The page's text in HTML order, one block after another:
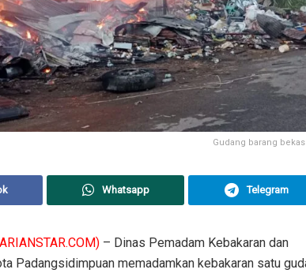
Gudang barang
Whatsapp Telegram
– Dinas Pemadam Kebakaran dan
Padangsidimpuan memadamkan kebakaran satu